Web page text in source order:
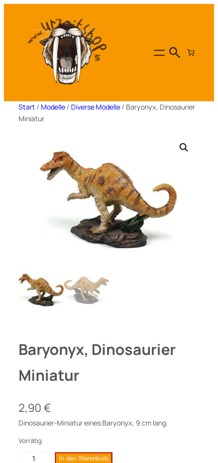
Start / Modelle / Diverse Modelle / Baryonyx, Dinosaurier
Miniatur
Baryonyx, Dinosaurier
Miniatur
2,90€
Dinosaurier-Miniatur eines Baryonyx, 9 cm lang.
Vorrätig
In den Warenkorb